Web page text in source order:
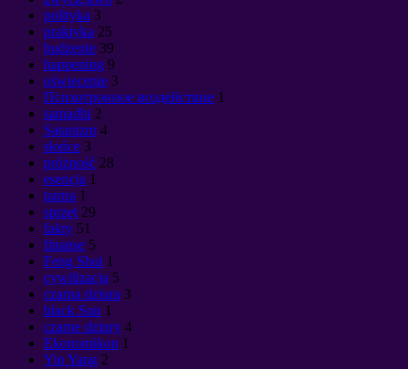
polityka 3
praktyka 25
budzenie 39
happening 9
oświecenie 3
Психотронное воздействие 1
samadhi 2
Satanizm 4
słońce 3
próżność 28
esencja 1
tantra 1
sprzęt 29
fakty 51
finanse 5
Feng Shui 1
cywilizacja 5
czarna dziura 3
black Sun 1
czarne dziury 4
Ekonomikon 1
Yin Yang 2